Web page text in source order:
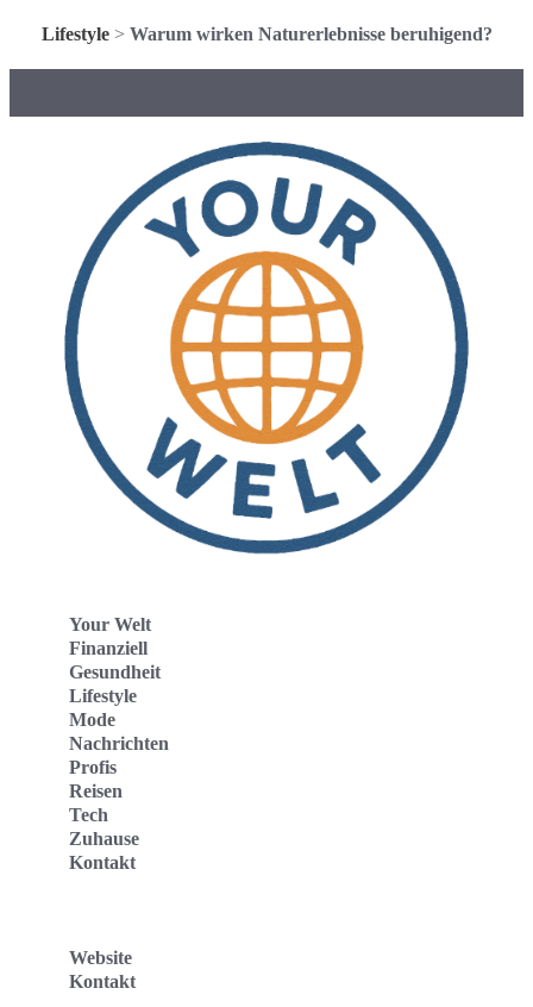
Lifestyle> Warum wirken Naturerlebnisse beruhigend?
Your Welt
Finanziell
Gesundheit
Lifestyle
Mode
Nachrichten
Profis
Reisen
Tech
Zuhause
Kontakt
Website
Kontakt